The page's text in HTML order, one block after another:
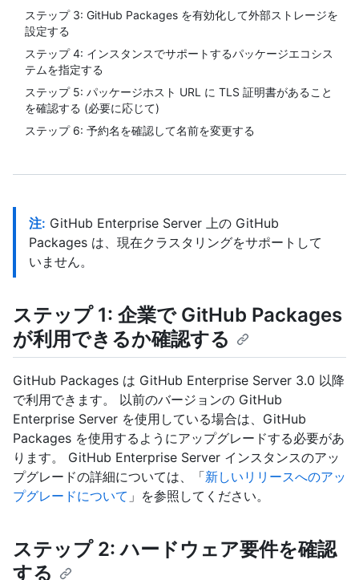
ステップ 3: GitHub Packages を有効化して外部ストレージを
設定する
ステップ 4: インスタンスでサポートするパッケージエコシス
テムを指定する
ステップ 5: パッケージホスト URL に TLS 証明書があること
を確認する (必要に応じて)
ステップ 6: 予約名を確認して名前を変更する
注: GitHub Enterprise Server 上の GitHub
Packages は、現在クラスタリングをサポートして
いません。
ステップ 1: 企業で GitHub Packages
が利用できるか確認する
GitHub Packages は GitHub Enterprise Server 3.0 以降
で利用できます。 以前のバージョンの GitHub
Enterprise Server を使用している場合は、GitHub
Packages を使用するようにアップグレードする必要があ
ります。 GitHub Enterprise Server インスタンスのアッ
プグレードの詳細については、「新しいリリースへのアッ
プグレードについて 」を参照してください。
ステップ 2: ハードウェア要件を確認
する